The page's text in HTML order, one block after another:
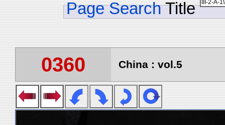
Page Search Title
0360 China : vol.5